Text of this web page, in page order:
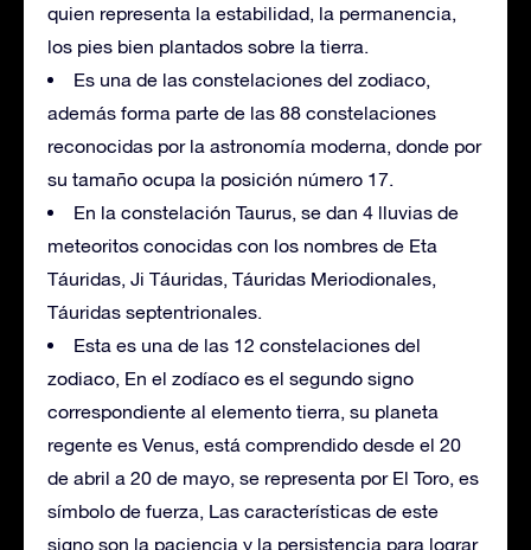
quien representa la estabilidad, la permanencia,
los pies bien plantados sobre la tierra.
Es una de las constelaciones del zodiaco,
además forma parte de las 88 constelaciones
reconocidas por la astronomía moderna, donde por
su tamaño ocupa la posición número 17.
En la constelación Taurus, se dan 4 lluvias de
meteoritos conocidas con los nombres de Eta
Táuridas, Ji Táuridas, Táuridas Meriodionales,
Táuridas septentrionales.
Esta es una de las 12 constelaciones del
zodiaco, En el zodíaco es el segundo signo
correspondiente al elemento tierra, su planeta
regente es Venus, está comprendido desde el 20
de abril a 20 de mayo, se representa por El Toro, es
símbolo de fuerza, Las características de este
signo son la paciencia y la persistencia para lograr